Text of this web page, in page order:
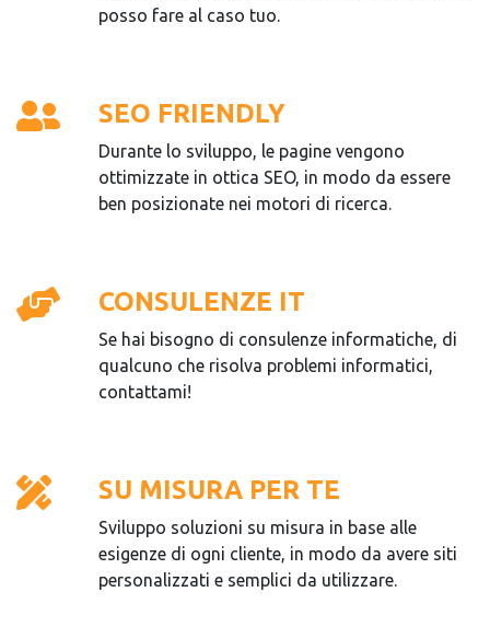
posso fare al caso tuo.
SEO FRIENDLY
Durante lo sviluppo, le pagine vengono
ottimizzate in ottica SEO, in modo da essere
ben posizionate nei motori di ricerca.
CONSULENZE IT
Se hai bisogno di consulenze informatiche, di
qualcuno che risolva problemi informatici,
contattami!
SU MISURA PER TE
Sviluppo soluzioni su misura in base alle
esigenze di ogni cliente, in modo da avere siti
personalizzati e semplici da utilizzare.